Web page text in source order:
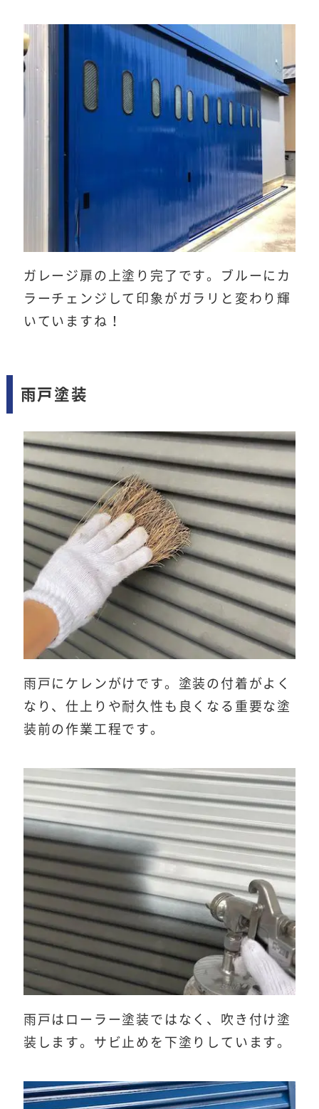
ガレージ扉の上塗り完了です。ブルーにカ
ラーチェンジして印象がガラリと変わり輝
いていますね！
雨戸塗装
雨戸にケレンがけです。塗装の付着がよく
なり、仕上りや耐久性も良くなる重要な塗
装前の作業工程です。
雨戸はローラー塗装ではなく、吹き付け塗
装します。サビ止めを下塗りしています。